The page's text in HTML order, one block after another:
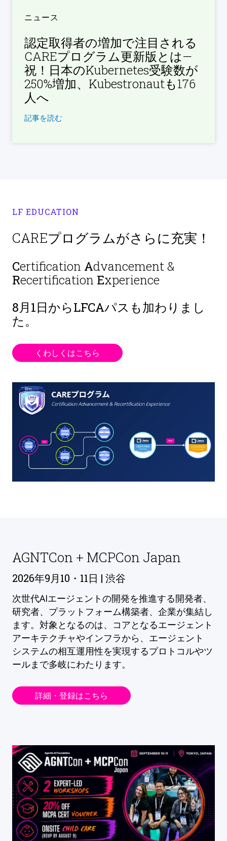
ニュース
認定取得者の増加で注目される
CAREプログラム更新版とは—
祝！日本のKubernetes受験数が
250%増加、Kubestronautも176
人へ
記事を読む
LF EDUCATION
CAREプログラムがさらに充実！
Certification Advancement &
Recertification Experience
8月1日からLFCAパスも加わりまし
た。
くわしくはこちら
AGNTCon + MCPCon Japan
2026年9月10・11日 | 渋谷
次世代AIエージェントの開発を推進する開発者、
研究者、プラットフォーム構築者、企業が集結し
ます。対象となるのは、コアとなるエージェント
アーキテクチャやインフラから、エージェント
システムの相互運用性を実現するプロトコルやツ
ールまで多岐にわたります。
詳細・登録はこちら